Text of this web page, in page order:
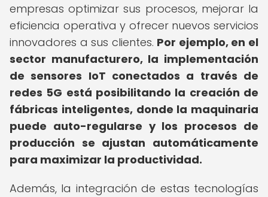
empresas optimizar sus procesos, mejorar la
eficiencia operativa y ofrecer nuevos servicios
innovadores a sus clientes. Por ejemplo, en el
sector manufacturero, la implementación
de sensores IoT conectados a través de
redes 5G está posibilitando la creación de
fábricas inteligentes, donde la maquinaria
puede auto-regularse y los procesos de
producción se ajustan automáticamente
para maximizar la productividad.
Además, la integración de estas tecnologías